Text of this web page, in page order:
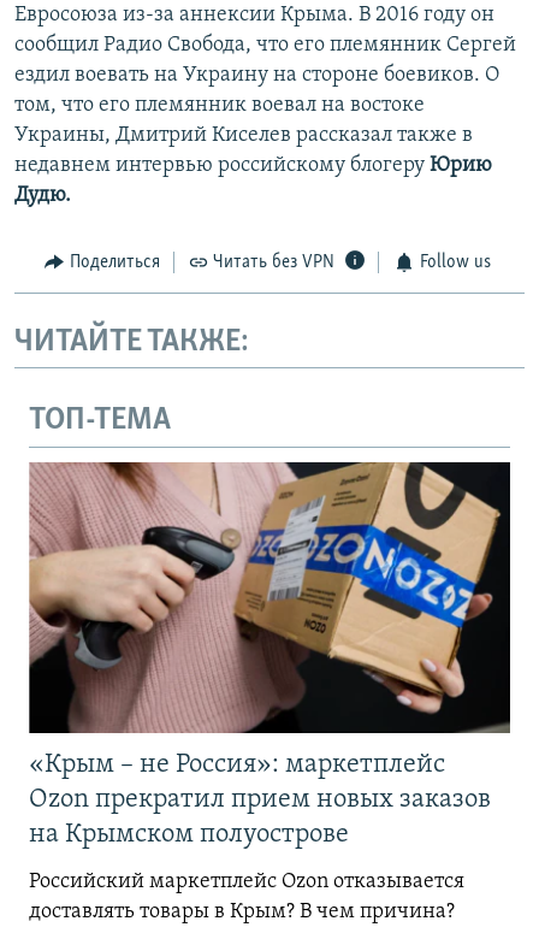
Евросоюза из-за аннексии Крыма. В 2016 году он
сообщил Радио Свобода, что его племянник Сергей
ездил воевать на Украину на стороне боевиков. О
том, что его племянник воевал на востоке
Украины, Дмитрий Киселев рассказал также в
недавнем интервью российскому блогеру Юрию
Дудю.
Поделиться Читать без VPN Follow us
ЧИТАЙТЕ ТАКЖЕ:
ТОП-ТЕМА
«Крым – не Россия»: маркетплейс
Ozon прекратил прием новых заказов
на Крымском полуострове
Российский маркетплейс Ozon отказывается
доставлять товары в Крым? В чем причина?